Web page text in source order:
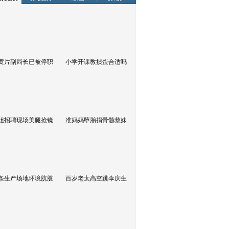
片副局长已被停职 小学开课教掼蛋合适吗
招聘现场美腿抢镜 准妈妈堕胎捐骨髓救妹
生产场地环境肮脏 百岁老太高空跳伞庆生